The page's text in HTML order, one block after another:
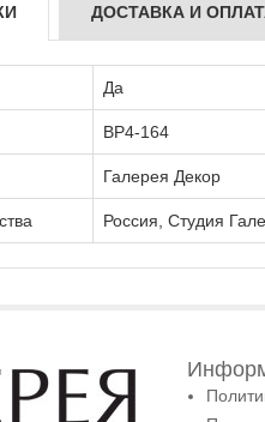
ДОСТАВКА И
Да
ВР4-164
Галерея Декор
Россия, Студия